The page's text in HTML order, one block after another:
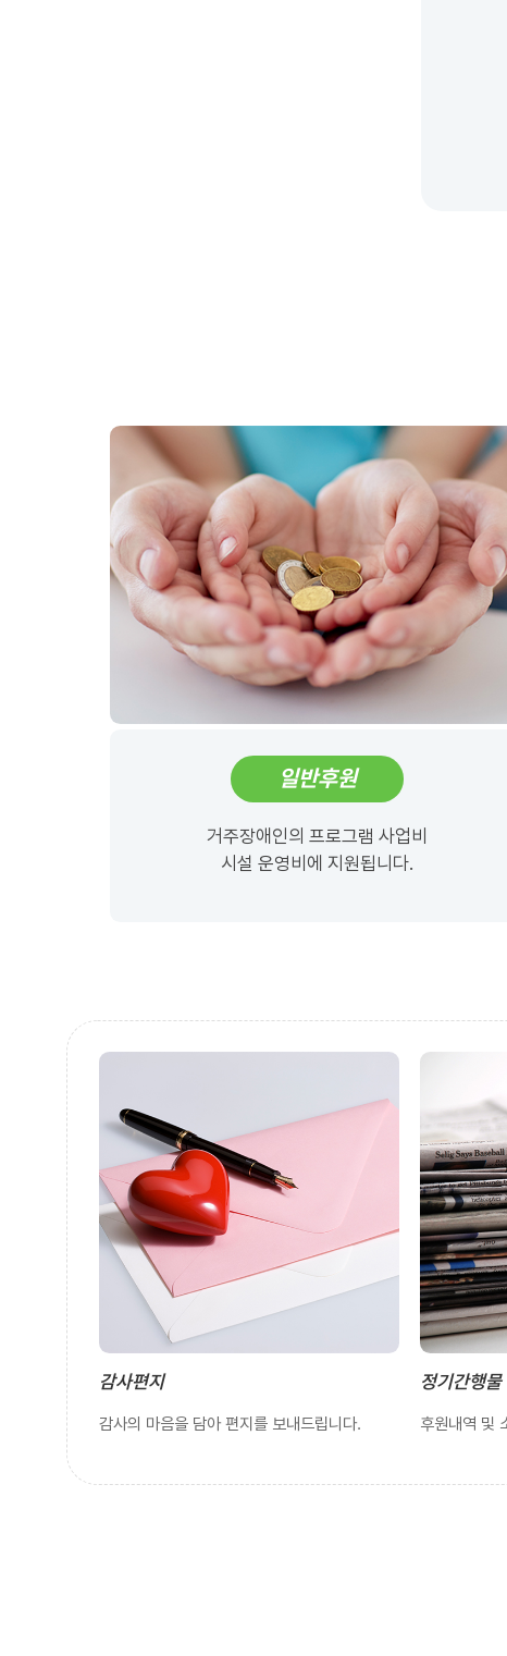
일반후원
거주장애인의 프로그램 사업비
시설 운영비에 지원됩니다.
감사편지
감사의 마음을 담아 편지를 보내드립니다.
정기간행물
후원내역 및